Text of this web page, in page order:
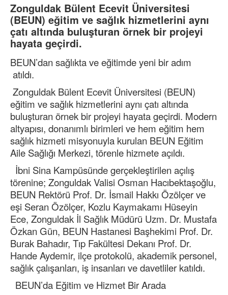
Zonguldak Bülent Ecevit Üniversitesi
(BEUN) eğitim ve sağlık hizmetlerini aynı
çatı altında buluşturan örnek bir projeyi
hayata geçirdi.
BEUN’dan sağlıkta ve eğitimde yeni bir adım
atıldı.
Zonguldak Bülent Ecevit Üniversitesi (BEUN)
eğitim ve sağlık hizmetlerini aynı çatı altında
buluşturan örnek bir projeyi hayata geçirdi. Modern
altyapısı, donanımlı birimleri ve hem eğitim hem
sağlık hizmeti misyonuyla kurulan BEUN Eğitim
Aile Sağlığı Merkezi, törenle hizmete açıldı.
İbni Sina Kampüsünde gerçekleştirilen açılış
törenine; Zonguldak Valisi Osman Hacıbektaşoğlu,
BEUN Rektörü Prof. Dr. İsmail Hakkı Özölçer ve
eşi Seran Özölçer, Kozlu Kaymakamı Hüseyin
Ece, Zonguldak İl Sağlık Müdürü Uzm. Dr. Mustafa
Özkan Gün, BEUN Hastanesi Başhekimi Prof. Dr.
Burak Bahadır, Tıp Fakültesi Dekanı Prof. Dr.
Hande Aydemir, ilçe protokolü, akademik personel,
sağlık çalışanları, iş insanları ve davetliler katıldı.
BEUN’da Eğitim ve Hizmet Bir Arada